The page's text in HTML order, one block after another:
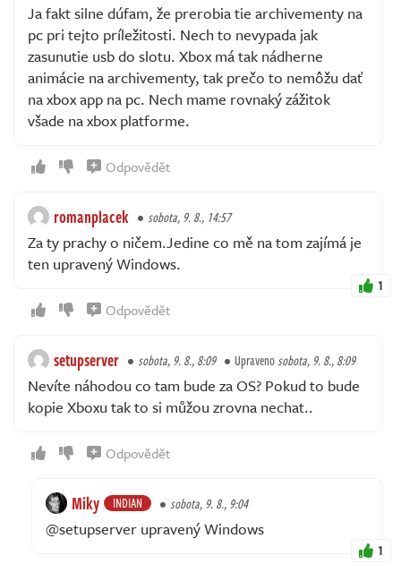
Ja fakt silne dúfam, že prerobia tie archivementy na
pc pri tejto príležitosti. Nech to nevypada jak
zasunutie usb do slotu. Xbox má tak nádherne
animácie na archivementy, tak prečo to nemôžu dať
na xbox app na pc. Nech mame rovnaký zážitok
všade na xbox platforme.
Odpovědět
romanplacek sobota, 9. 8., 14:57
Za ty prachy o ničem.Jedine co mě na tom zajímá je
ten upravený Windows.
1
Odpovědět
setupserver sobota, 9. 8., 8:09 Upravenosobota, 9. 8., 8:09
Nevíte náhodou co tam bude za OS? Pokud to bude
kopie Xboxu tak to si můžou zrovna nechat..
Odpovědět
Miky INDIAN sobota, 9. 8., 9:04
@setupserver upravený Windows
1